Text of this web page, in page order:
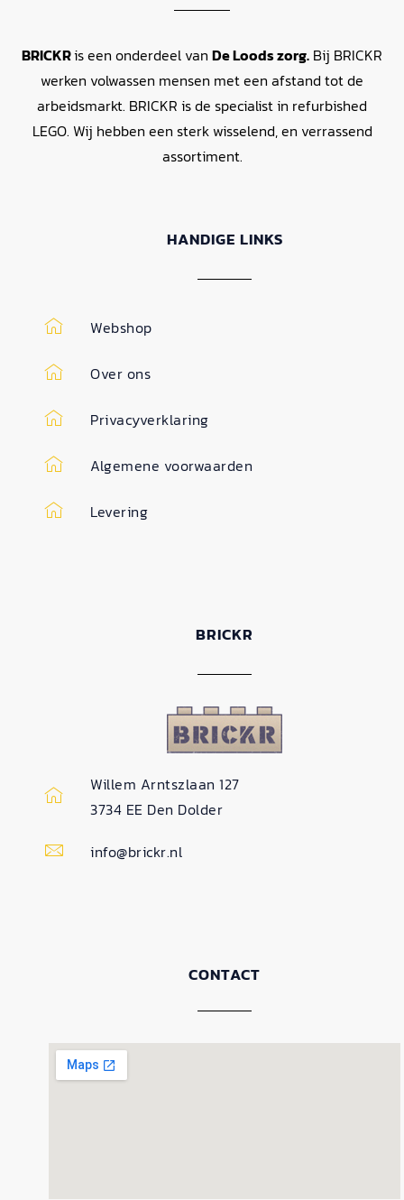
BRICKRis een onderdeel van De Loods zorg. Bij BRICKR
werken volwassen mensen met een afstand tot de
arbeidsmarkt. BRICKR is de specialist in refurbished
LEGO. Wij hebben een sterk wisselend, en verrassend
assortiment.
HANDIGE LINKS
Webshop
Over ons
Privacyverklaring
Algemene voorwaarden
Levering
BRICKR
Willem Arntszlaan 127
3734 EE Den Dolder
info@brickr.nl
CONTACT